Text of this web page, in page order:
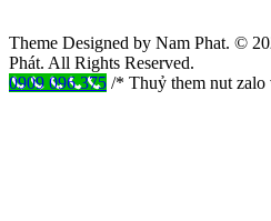
Theme Designed by Nam Phat. ©
Phát. All Rights Reserved.
0909 096 375 /* Thuỷ them nut zalo